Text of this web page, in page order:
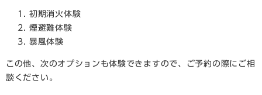
初期消火体験
煙避難体験
暴風体験
この他、次のオプションも体験できますので、ご予約の際にご相
談ください。